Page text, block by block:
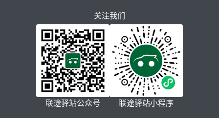
关注我们
联途驿站公众号 联途驿站小程序